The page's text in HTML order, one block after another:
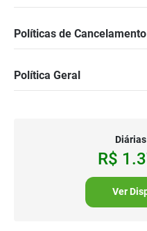
Políticas de Cancelamento
Política Geral
R$
Ver